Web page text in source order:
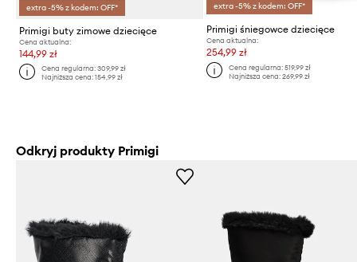
extra -5% z kodem: OFF*
Primigi buty zimowe dziecięce
Cena aktualna:
144,99 zł
Cena regularna:309,99 zł
Najniższa cena:154,99 zł
extra -5% z kodem: OFF*
Primigi śniegowce dziecięce
Cena aktualna:
254,99 zł
Cena regularna: 519,99 zł
Najniższa cena: 269,99 zł
Odkryj produkty Primigi